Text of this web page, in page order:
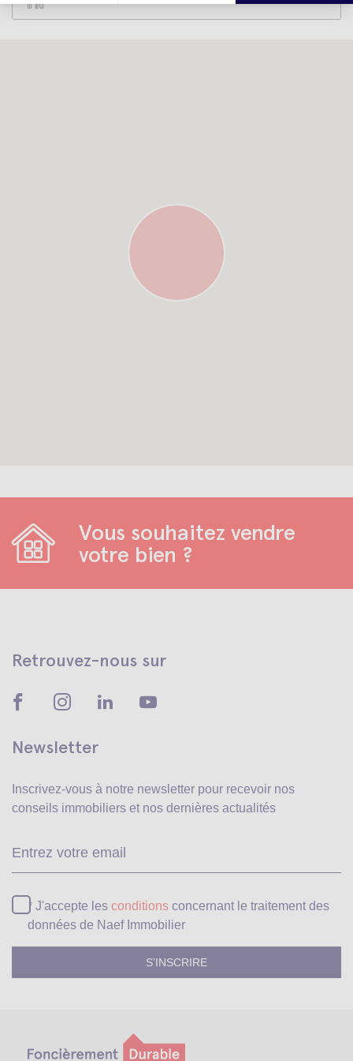
Vous souhaitez vendre
votre bien ?
Retrouvez-nous sur
Newsletter
Inscrivez-vous à notre newsletter pour recevoir nos
conseils immobiliers et nos dernières actualités
* J'accepte les conditions concernant le traitement des
données de Naef Immobilier